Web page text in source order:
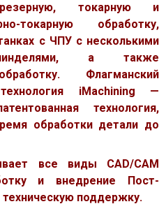
токарную и
токарную обработку,
с ЧПУ с несколькими
а также
Флагманский
iMachining —
технология,
обработки детали до
все виды CAD/CAM
и внедрение Пост-
поддержку.